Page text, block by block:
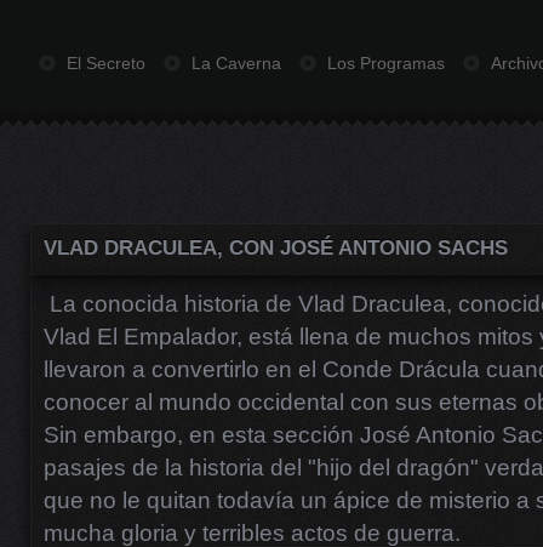
El Secreto La Caverna Los Programas
VLAD DRACULEA, CON JOSÉ ANTONIO SACHS
La conocida historia de Vlad Draculea,
Vlad El Empalador, está llena de muchos
llevaron a convertirlo en el Conde Drácula
conocer al mundo occidental con sus eternas
Sin embargo, en esta sección José Antonio
pasajes de la historia del "hijo del dragón"
que no le quitan todavía un ápice de misterio a
mucha gloria y terribles actos de guerra.